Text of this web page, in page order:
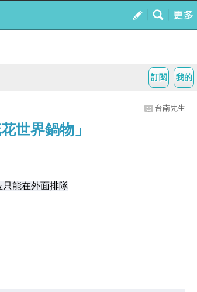
我的
訂閱
台南先生
世界鍋物」
能在外面排隊